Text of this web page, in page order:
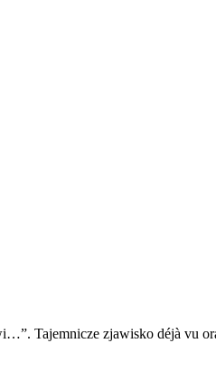
Tajemnicze zjawisko déjà vu